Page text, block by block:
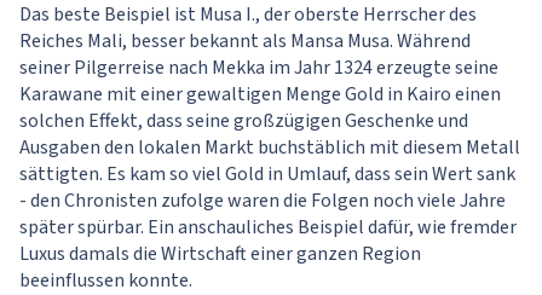
Das beste Beispiel ist Musa I., der oberste Herrscher des
Reiches Mali, besser bekannt als Mansa Musa. Während
seiner Pilgerreise nach Mekka im Jahr 1324 erzeugte seine
Karawane mit einer gewaltigen Menge Gold in Kairo einen
solchen Effekt, dass seine großzügigen Geschenke und
Ausgaben den lokalen Markt buchstäblich mit diesem Metall
sättigten. Es kam so viel Gold in Umlauf, dass sein Wert sank
- den Chronisten zufolge waren die Folgen noch viele Jahre
später spürbar. Ein anschauliches Beispiel dafür, wie fremder
Luxus damals die Wirtschaft einer ganzen Region
beeinflussen konnte.